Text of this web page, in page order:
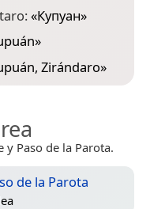
«Купуан»
»
Zirándaro»
y Paso de la Parota.
de la Parota